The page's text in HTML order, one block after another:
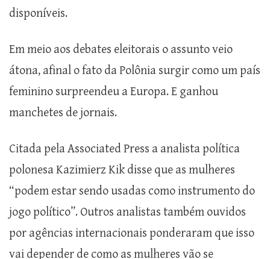
disponíveis.
Em meio aos debates eleitorais o assunto veio
átona, afinal o fato da Polônia surgir como um país
feminino surpreendeu a Europa. E ganhou
manchetes de jornais.
Citada pela Associated Press a analista política
polonesa Kazimierz Kik disse que as mulheres
“podem estar sendo usadas como instrumento do
jogo político”. Outros analistas também ouvidos
por agências internacionais ponderaram que isso
vai depender de como as mulheres vão se